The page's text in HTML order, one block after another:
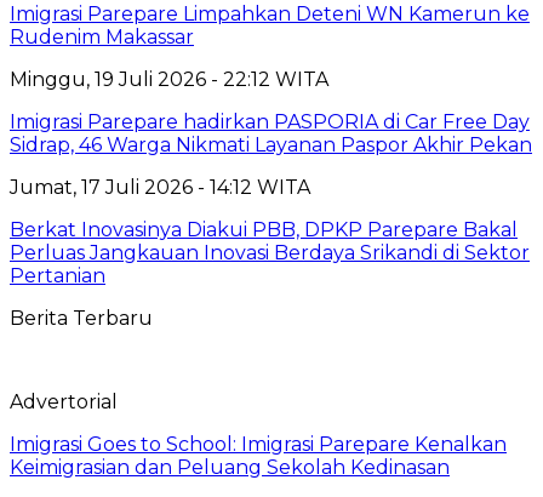
Imigrasi Parepare Limpahkan Deteni WN Kamerun ke
Rudenim Makassar
Minggu, 19 Juli 2026 - 22:12 WITA
Imigrasi Parepare hadirkan PASPORIA di Car Free Day
Sidrap, 46 Warga Nikmati Layanan Paspor Akhir Pekan
Jumat, 17 Juli 2026 - 14:12 WITA
Berkat Inovasinya Diakui PBB, DPKP Parepare Bakal
Perluas Jangkauan Inovasi Berdaya Srikandi di Sektor
Pertanian
Berita Terbaru
Advertorial
Imigrasi Goes to School: Imigrasi Parepare Kenalkan
Keimigrasian dan Peluang Sekolah Kedinasan